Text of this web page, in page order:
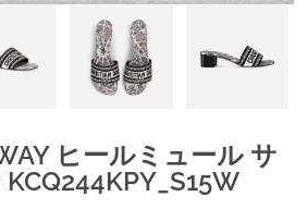
ヒールミュール サ